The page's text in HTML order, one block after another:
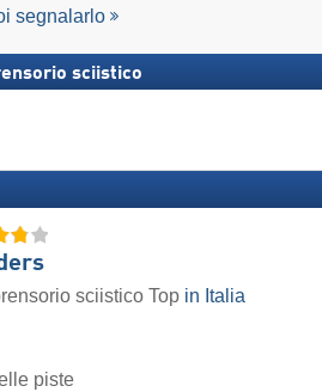
segnalarlo
sciistico
sciistico Top in Italia
piste